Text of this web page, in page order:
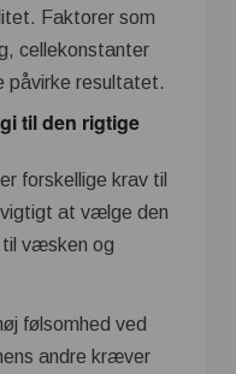
Faktorer som
cellekonstanter
påvirke resultatet.
til den rigtige
forskellige krav til
at vælge den
til væsken og
følsomhed ved
andre kræver